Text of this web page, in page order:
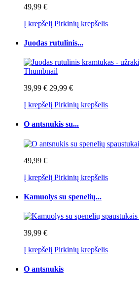
49,99 €
Į krepšelį Pirkinių krepšelis
Juodas rutulinis...
39,99 € 29,99 €
Į krepšelį Pirkinių krepšelis
O antsnukis su...
49,99 €
Į krepšelį Pirkinių krepšelis
Kamuolys su spenelių...
39,99 €
Į krepšelį Pirkinių krepšelis
O antsnukis